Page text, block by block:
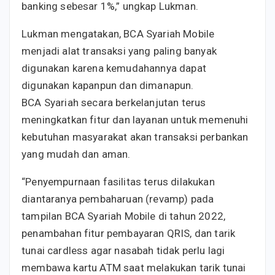
banking sebesar 1%,” ungkap Lukman.
Lukman mengatakan, BCA Syariah Mobile
menjadi alat transaksi yang paling banyak
digunakan karena kemudahannya dapat
digunakan kapanpun dan dimanapun.
BCA Syariah secara berkelanjutan terus
meningkatkan fitur dan layanan untuk memenuhi
kebutuhan masyarakat akan transaksi perbankan
yang mudah dan aman.
“Penyempurnaan fasilitas terus dilakukan
diantaranya pembaharuan (revamp) pada
tampilan BCA Syariah Mobile di tahun 2022,
penambahan fitur pembayaran QRIS, dan tarik
tunai cardless agar nasabah tidak perlu lagi
membawa kartu ATM saat melakukan tarik tunai